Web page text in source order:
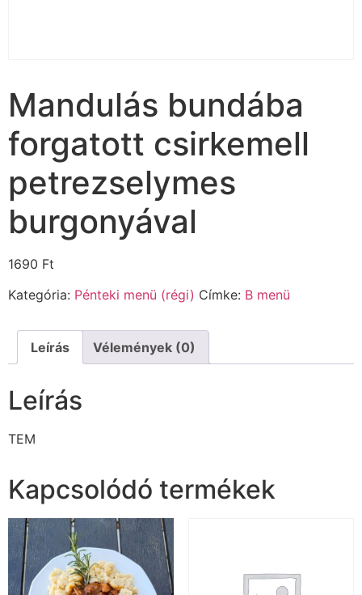
Mandulás bundába
forgatott csirkemell
petrezselymes
burgonyával
1690 Ft
Kategória: Pénteki menü (régi) Címke: B menü
Leírás Vélemények (0)
Leírás
TEM
Kapcsolódó termékek